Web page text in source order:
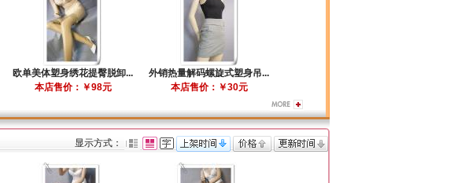
欧单美体塑身绣花提臀脱卸...
本店售价：￥98元
外销热量解码螺旋式塑身吊...
本店售价：￥30元
显示方式：